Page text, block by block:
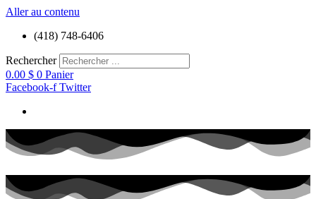
Aller au contenu
(418) 748-6406
Rechercher
0.00 $ 0 Panier
Facebook-f Twitter